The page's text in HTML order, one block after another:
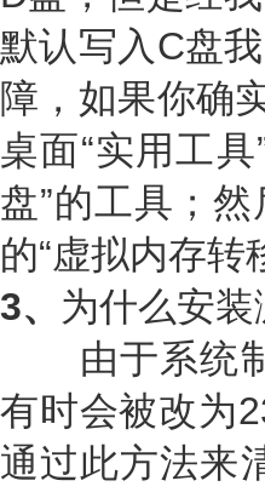
默认写入C盘
障，如果你确
桌面“实用工
盘”的工具；然
的“虚拟内存转
3、 为什么安
由于系统制
有时会被改为
通过此方法来